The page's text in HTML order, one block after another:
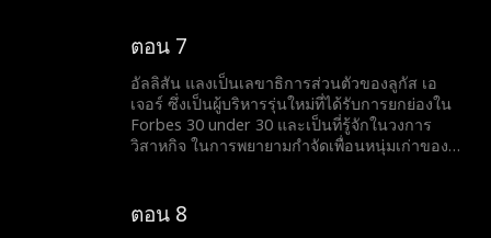
เจอร์ แต่เมื่อเหตุการณ์ไม่คาดคิดเกิดขึ้นและ
จะเกิดอะไรขึ้นกับเธอและลูกัส เอเจอร์ ว่าเขาจะไล่
เธอออกจากงานหรือไม่... หรือความลับจากอดีต
ของพวกเขาจะถูกเปิดเผยขึ้นมา
ตอน 7
อัลลิสัน แลงเป็นเลขาธิการส่วนตัวของลูกัส เอ
เจอร์ ซึ่งเป็นผู้บริหารรุ่นใหม่ที่ได้รับการยกย่องใน
Forbes 30 under 30 และเป็นที่รู้จักในวงการ
วิสาหกิจ ในการพยายามกำจัดเพื่อนหนุ่มเก่าของ
เจอร์ แต่เมื่อเหตุการณ์ไม่คาดคิดเกิดขึ้นและ
ตอน 8